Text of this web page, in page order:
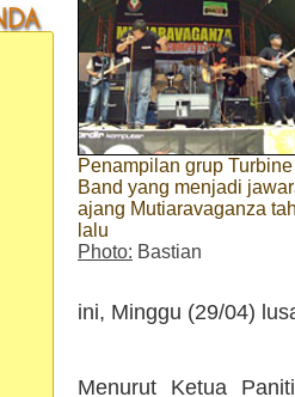
Penampilan grup Turbine
Band yang menjadi
ajang Mutiaravaganza
lalu
Photo: Bastian
ini, Minggu (29/04)
Menurut Ketua